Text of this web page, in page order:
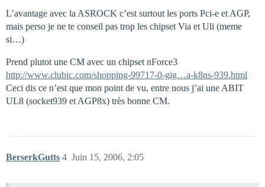
L’avantage avec la ASROCK c’est surtout les ports Pci-e et AGP,
mais perso je ne te conseil pas trop les chipset Via et Uli (meme
si…)
Prend plutot une CM avec un chipset nForce3
http://www.clubic.com/shopping-99717-0-gig…a-k8ns-939.html
Ceci dis ce n’est que mon point de vu, entre nous j’ai une ABIT
UL8 (socket939 et AGP8x) très bonne CM.
BerserkGutts Juin 15, 2006, 2:05
4